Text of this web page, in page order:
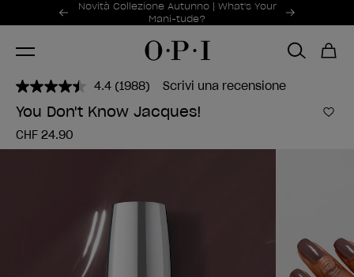
Offerte promozionali
Novità Collezione Autunno | What's Your
Mani-tude?
Item 1 of 2
4.4 Leggi
1988
recensioni.
(1988) Scrivi una recensione
You Don't Know Jacques!
CHF 24.90